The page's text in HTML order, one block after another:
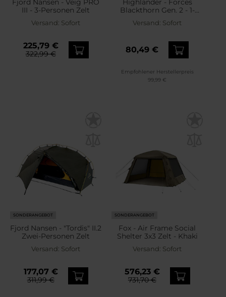
Fjord Nansen - Veig PRO
III - 3-Personen Zelt
Versand: Sofort
225,79 €
322,99 €
Highlander - Forces
Blackthorn Gen. 2 - 1-
Personen Zelt - Arid MC
Camo
Versand: Sofort
80,49 €
Empfohlener Herstellerpreis
99,99 €
SONDERANGEBOT
Fjord Nansen - "Tordis" II.2
Zwei-Personen Zelt
Versand: Sofort
177,07 €
311,99 €
SONDERANGEBOT
Fox - Air Frame Social
Shelter 3x3 Zelt - Khaki
Versand: Sofort
576,23 €
731,70 €